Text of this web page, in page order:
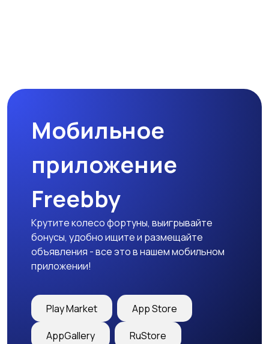
Столы и стулья Текстиль и ковры
Шкафы и комоды
Мобильное
приложение
Freebby
Крутите колесо фортуны, выигрывайте
бонусы, удобно ищите и размещайте
объявления - все это в нашем мобильном
приложении!
Play Market App Store
AppGallery RuStore